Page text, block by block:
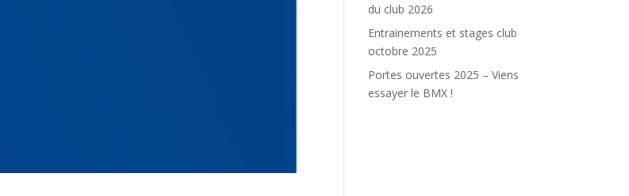
du club 2026
Entrainements et stages club
octobre 2025
Portes ouvertes 2025 – Viens
essayer le BMX !